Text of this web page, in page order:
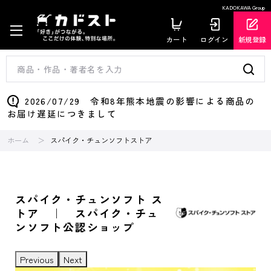
KADOKAWA Group
カート ログイン 新規登録
2026/07/29 令和8年熊本地震の影響による商品の
お届け遅延につきまして
ホーム スパイク・チュンソフトストア
スパイク・チュンソフト ス
トア ｜ スパイク・チュ
ンソフト公認ショップ
Previous Next